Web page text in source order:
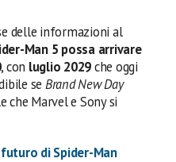
delle informazioni al
Man 5 possa arrivare
, con luglio 2029che oggi
se Brand New Day
che Marvel e Sony si
di Spider-Man